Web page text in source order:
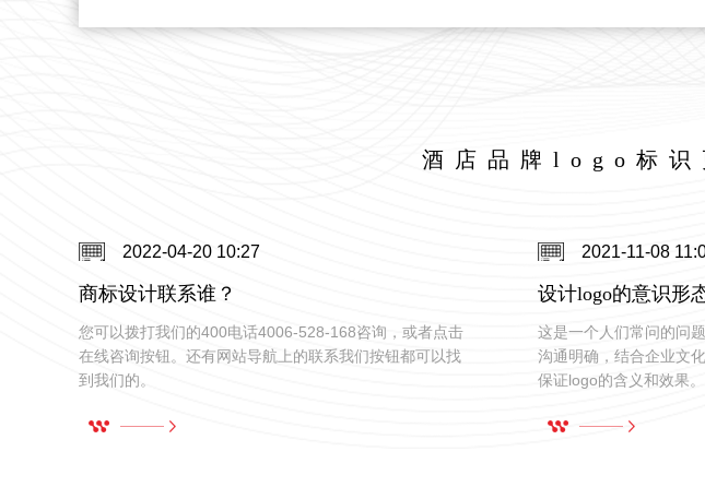
酒店品牌logo标识
2022-04-20 10:27
商标设计联系谁？
您可以拨打我们的400电话4006-528-168咨询，或者点击
在线咨询按钮。还有网站导航上的联系我们按钮都可以找
到我们的。
2021-11-08
这是一个人们常问的问
沟通明确，结合企业文
保证logo的含义和效果。